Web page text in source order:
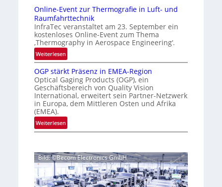
D
r
u
c
k
r
k
e
n
r
e
n
n
u
e
‚
H
y
p
e
r
s
p
e
c
t
r
N
e
w
s
t
e
r
n
a
t
o
n
a
l
V
i
s
o
n
N
i
Online-Event zur Thermografie in Luft- und
Raumfahrttechnik
InfraTec veranstaltet am 23. September ein
kostenloses Online-Event zum Thema
‚Thermography in Aerospace Engineering‘.
Weiterlesen:
O
n
l
i
n
-
E
n
z
u
OGP stärkt Präsenz in EMEA-Region
Optical Gaging Products (OGP), ein
Geschäftsbereich von Quality Vision
International, erweitert sein Partner-Netzwerk
in Europa, dem Mittleren Osten und Afrika
(EMEA).
Weiterlesen:
O
s
ä
Bild: ©Becom Electronics GmbH